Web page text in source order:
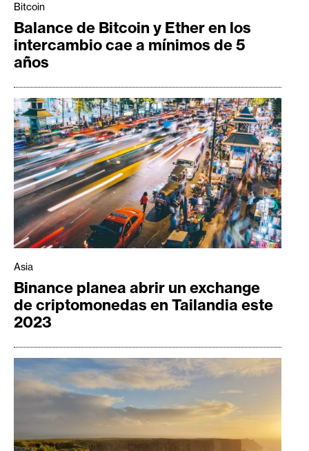
Bitcoin
Balance de Bitcoin y Ether en los
intercambio cae a mínimos de 5
años
Asia
Binance planea abrir un exchange
de criptomonedas en Tailandia este
2023